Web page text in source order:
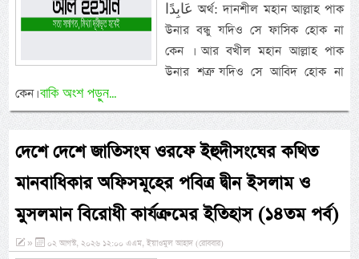
عَابِدًا অর্থ: দানশীল মহান আল্লাহ পাক
উনার বন্ধু যদিও সে ফাসিক হোক না
কেন । আর বখীল মহান আল্লাহ পাক
উনার শত্রু যদিও সে আবিদ হোক না
কেন।বাকি অংশ পড়ুন...
দেশে দেশে জাতিসংঘ ওরফে ইহুদীসংঘের কথিত
মানবাধিকার অফিসমূহের পবিত্র দ্বীন ইসলাম ও
মুসলমান বিরোধী কার্যক্রমের ইতিহাস (১৪তম পর্ব)
» ০২ আগস্ট, ২০২৬ ১২:০০ এএম, ইয়াওমুল আহাদ (রোববার)